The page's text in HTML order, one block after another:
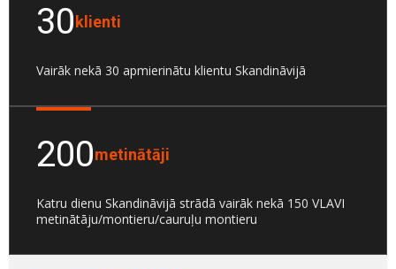
30 klienti
Vairāk nekā 30 apmierinātu klientu Skandināvijā
200metinātāji
Katru dienu Skandināvijā strādā vairāk nekā 150 VLAVI
metinātāju/montieru/cauruļu montieru